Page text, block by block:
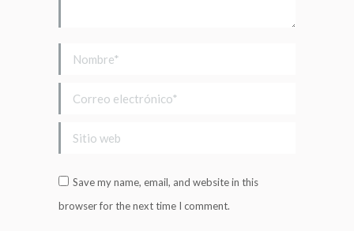
Nombre *
Correo electrónico *
Sitio web
Save my name, email, and website in this
browser for the next time I comment.